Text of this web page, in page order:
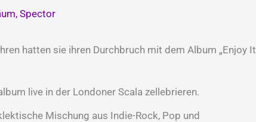
, Spector
hatten sie ihren Durchbruch mit dem Album „Enjoy It
live in der Londoner Scala zellebrieren.
Mischung aus Indie-Rock, Pop und